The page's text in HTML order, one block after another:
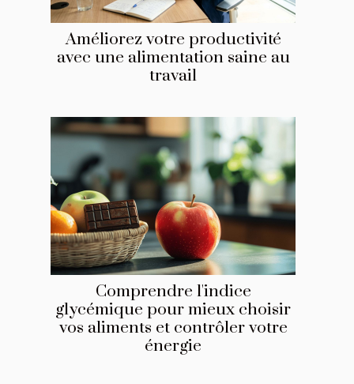
Améliorez votre productivité
avec une alimentation saine au
travail
Comprendre l'indice
glycémique pour mieux choisir
vos aliments et contrôler votre
énergie